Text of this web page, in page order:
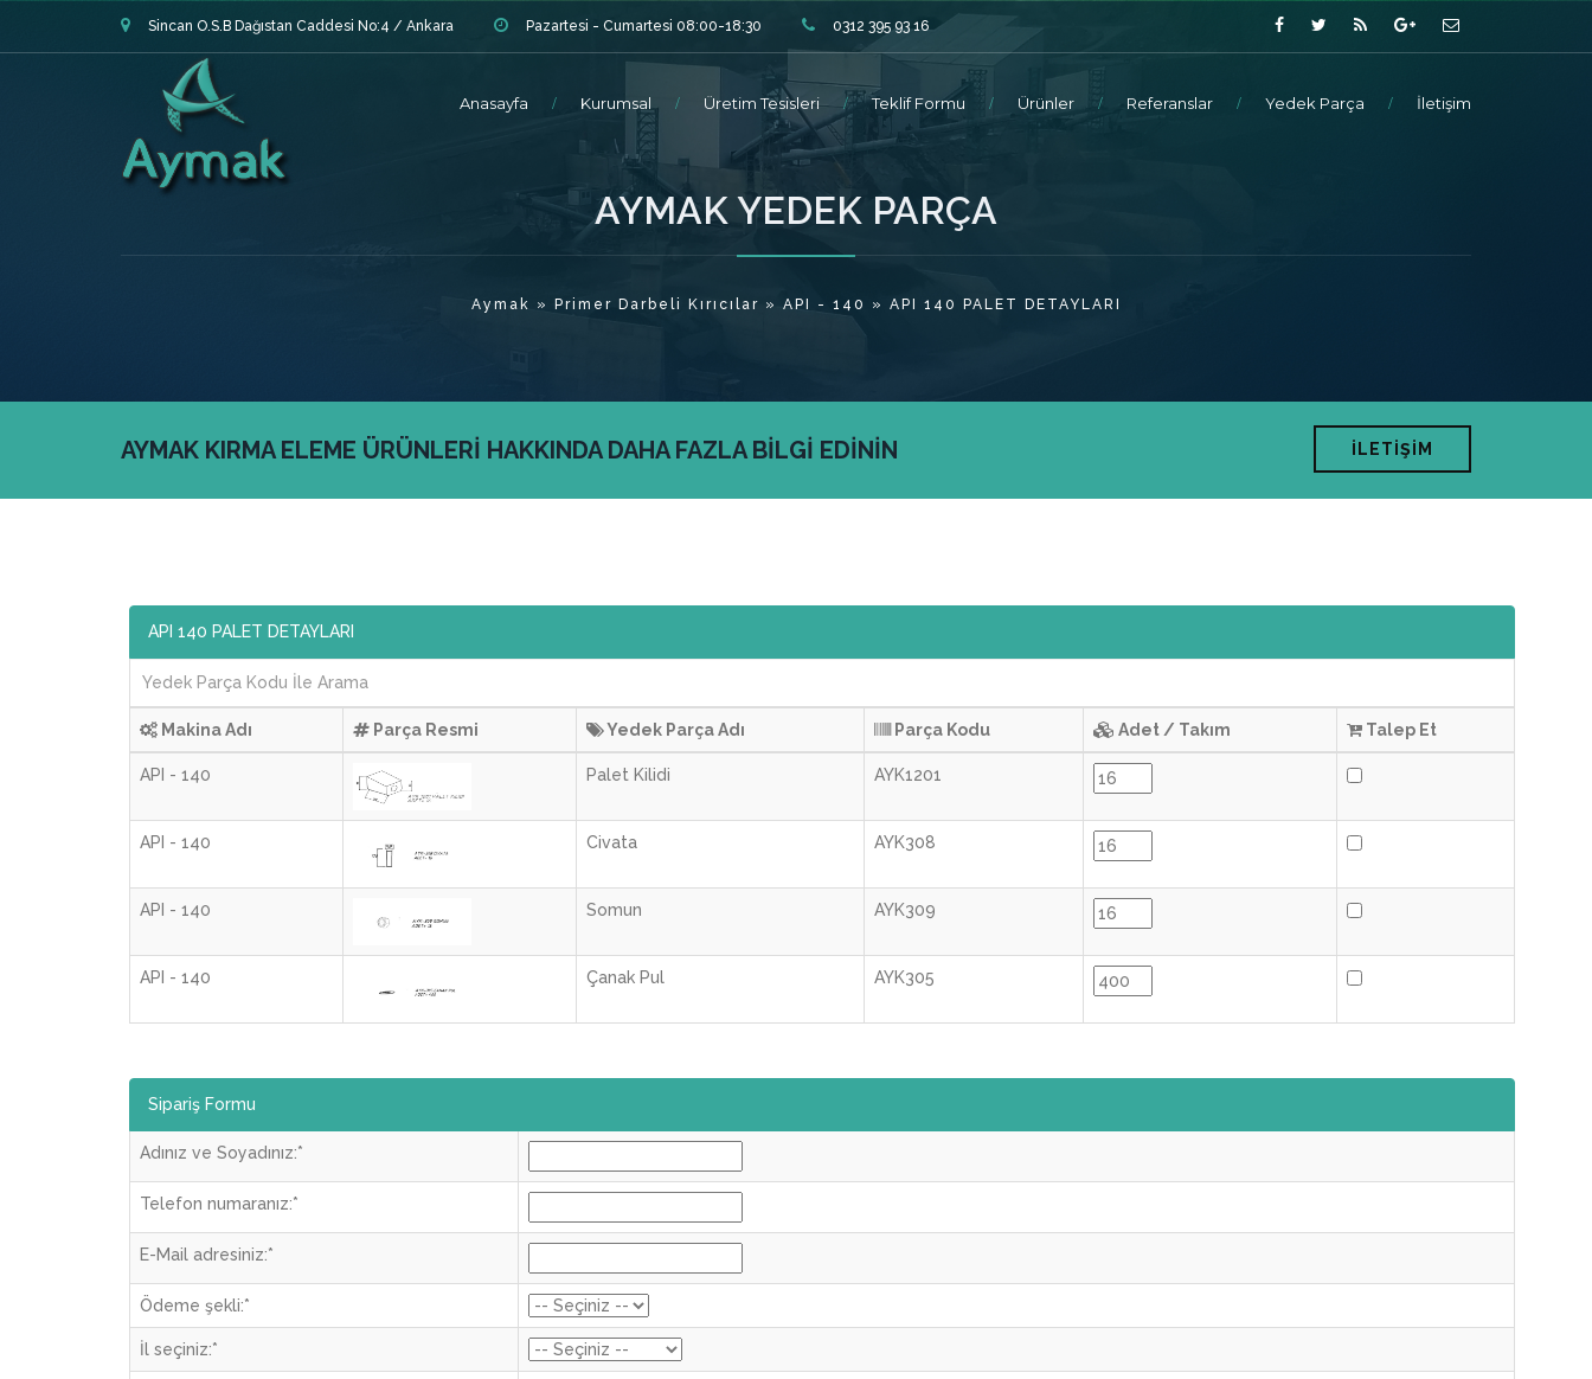
Sincan O.S.B Dağıstan Caddesi No:4 / Ankara Pazartesi - Cumartesi 08:00-18:30 0312 395 93 16
Anasayfa Kurumsal Üretim Tesisleri Teklif Formu Ürünler Referanslar Yedek Parça İletişim
AYMAK YEDEK PARÇA
Aymak » Primer Darbeli Kırıcılar » API - 140 » API 140 PALET DETAYLARI
AYMAK KIRMA ELEME ÜRÜNLERİ HAKKINDA DAHA FAZLA BİLGİ EDİNİN İLETİŞİM
API 140 PALET DETAYLARI
Makina Adı Parça Resmi Yedek Parça Adı Parça Kodu Adet / Takım Talep Et
API - 140 Palet Kilidi AYK1201
API - 140 Civata AYK308
API - 140 Somun AYK309
API - 140 Çanak Pul AYK305
Sipariş Formu
Adınız ve Soyadınız:*
Telefon numaranız:*
E-Mail adresiniz:*
Ödeme şekli:*
İl seçiniz:*